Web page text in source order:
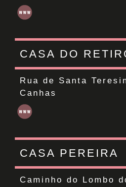
CASA DO
Rua de Santa
Canhas
CASA PEREIRA
Caminho do Lombo